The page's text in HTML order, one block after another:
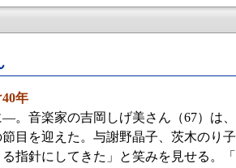
年
。音楽家の吉岡しげ美さん（67）は
目を迎えた。与謝野晶子、茨木のり
指針にしてきた」と笑みを見せる。